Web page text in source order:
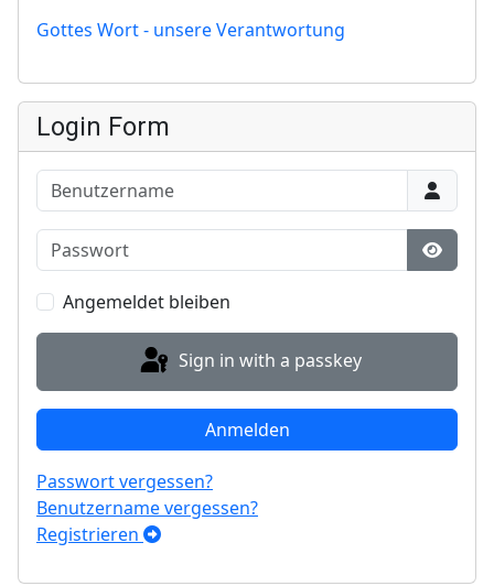
Gottes Wort - unsere Verantwortung
Login Form
Benutzername
Passwort
Show
Angemeldet bleiben
Sign in with a passkey
Anmelden
Passwort vergessen?
Benutzername vergessen?
Registrieren